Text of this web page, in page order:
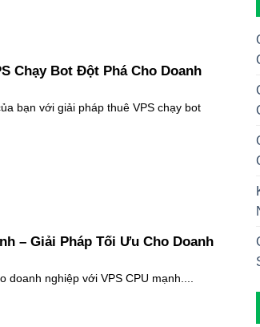
Chạy Bot Đột Phá Cho Doanh
bạn với giải pháp thuê VPS chạy bot
– Giải Pháp Tối Ưu Cho Doanh
doanh nghiệp với VPS CPU mạnh....